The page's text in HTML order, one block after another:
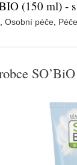
(150 ml) -
Osobní péče,